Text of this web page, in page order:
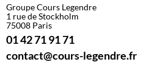
Groupe Cours Legendre
1 rue de Stockholm
75008 Paris
01 42 71 91 71
contact@cours-legendre.fr